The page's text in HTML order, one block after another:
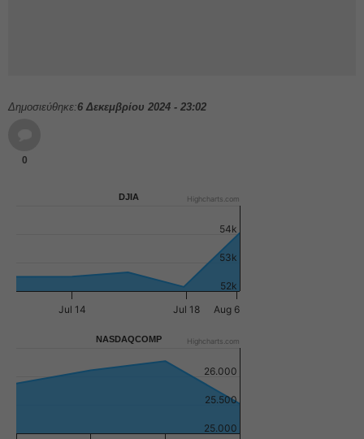
Δημοσιεύθηκε:6 Δεκεμβρίου 2024 - 23:02
0
DJIA
Jul 14 Jul 18 Aug 6
52k
53k
54k
Highcharts.com
NASDAQCOMP
25.000
25.500
26.000
Highcharts.com